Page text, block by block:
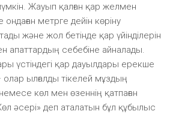
Жауып қалған қар желмен
ондаған метрге дейін көріну
және жол бетінде қар үйінділерін
апаттардың себебіне айналады.
үстіндегі қар дауылдары ерекше
ылғалды тікелей мұздың
көл мен өзеннің қатпаған
әсері» деп аталатын бұл құбылыс